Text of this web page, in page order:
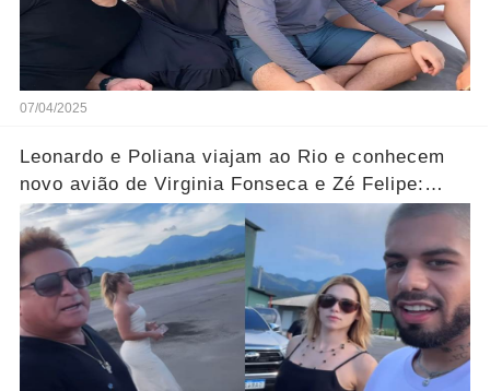
07/04/2025
Leonardo e Poliana viajam ao Rio e conhecem
novo avião de Virginia Fonseca e Zé Felipe:
'Lindo demais'